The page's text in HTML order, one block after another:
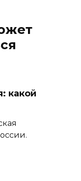
какой